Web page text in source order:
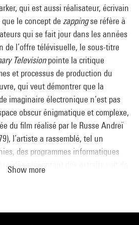
qui est aussi réalisateur, écrivain
le concept de zappingse réfère à
qui se fait jour dans les années
de l’offre télévisuelle, le sous-titre
Televisionpointe la critique
et processus de production du
qui veut démontrer que la
imaginaire électronique n’est pas
obscur énigmatique et complexe,
du film réalisé par le Russe Andreï
l’artiste a rassemblé, tel un
des programmes informatiques
vidéo présentant des extraits soit de
Show more